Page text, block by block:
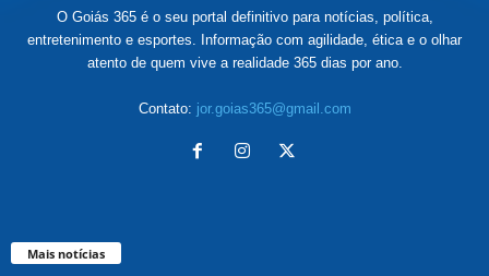
O Goiás 365 é o seu portal definitivo para notícias, política,
entretenimento e esportes. Informação com agilidade, ética e o olhar
atento de quem vive a realidade 365 dias por ano.
Contato: jor.goias365@gmail.com
Mais notícias